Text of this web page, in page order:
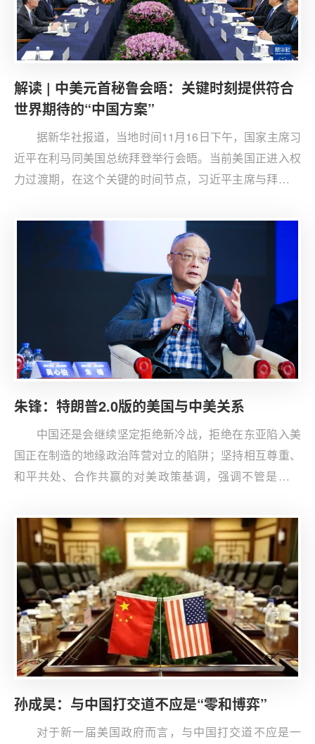
解读 | 中美元首秘鲁会晤：关键时刻提供符合
世界期待的“中国方案”
据新华社报道，当地时间11月16日下午，国家主席习
近平在利马同美国总统拜登举行会晤。当前美国正进入权
力过渡期，在这个关键的时间节点，习近平主席与拜登总
习近平主席与拜登的第三次线下会晤。中国人民大学国际
关系学院教授、清华大学战略与安全研究中心特约专家刁
大明向澎湃新闻（www.thepaper.cn）分析表示，“中美两
国元首再次在多边机制框架下进行会晤，符合国际社会的
期待，展现出中美关系总体稳定的态势，也对未来一段时
间双边关系的稳定发挥积极作用，给全世界注入确定性。”
朱锋：特朗普2.0版的美国与中美关系
中国还是会继续坚定拒绝新冷战，拒绝在东亚陷入美
国正在制造的地缘政治阵营对立的陷阱；坚持相互尊重、
和平共处、合作共赢的对美政策基调，强调不管是贸易
点，都愿意及时启动对话和磋商来实施管控。与此同时，
保持中美政治、经济、社会和文化交往，坚持中美关系的
基础在民间。为此，特朗普2.0版中的“马斯克效应”值得关
注。
孙成昊：与中国打交道不应是“零和博弈”
对于新一届美国政府而言，与中国打交道不应是一